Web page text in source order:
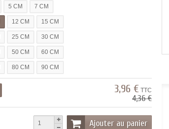
5 CM 7 CM
12 CM 15 CM
25 CM 30 CM
50 CM 60 CM
80 CM 90 CM
3,96 € TTC
4,36 €
Ajouter au panier